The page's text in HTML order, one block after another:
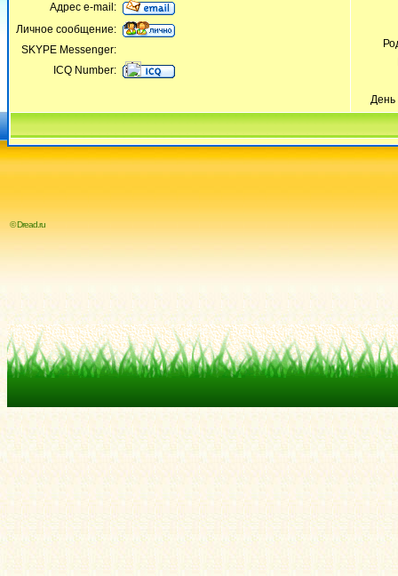
День
Адрес e-mail:
Личное сообщение:
SKYPE Messenger:
ICQ Number:
© Dread.ru